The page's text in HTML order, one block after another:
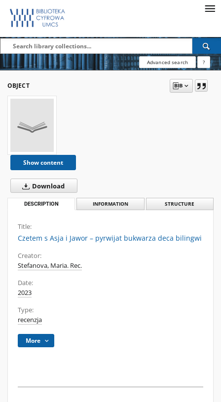
Advanced search ?
OBJECT
Show content
Download
DESCRIPTION INFORMATION STRUCTURE
Title:
Czetem s Asja i Jawor – pyrwijat bukwarza deca bilingwi
Creator:
Stefanova, Maria. Rec.
Date:
2023
Type:
recenzja
More